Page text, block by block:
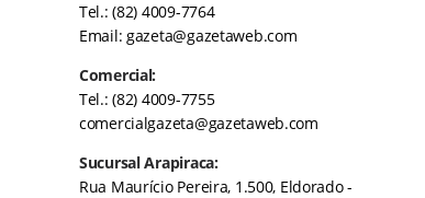
Tel.: (82) 4009-7764
Email:gazeta@gazetaweb.com
Comercial:
Tel.: (82) 4009-7755
comercialgazeta@gazetaweb.com
Sucursal Arapiraca:
Rua Maurício Pereira, 1.500, Eldorado -